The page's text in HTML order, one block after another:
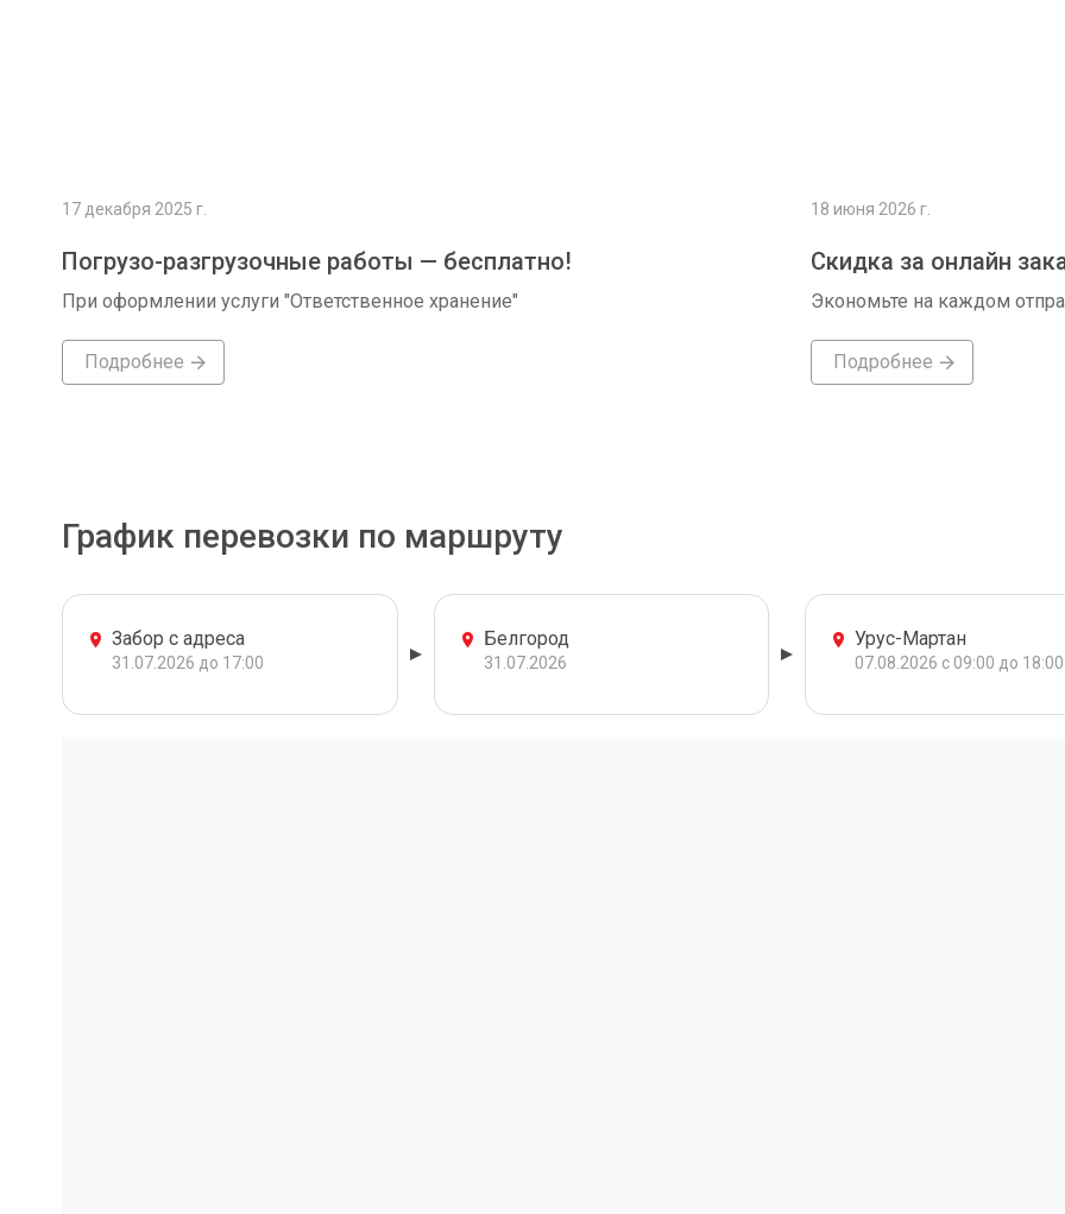
17 декабря 2025 г.
Погрузо-разгрузочные работы — бесплатно!
При оформлении услуги "Ответственное хранение"
Подробнее
18 июня 2026 г.
Скидка за онлайн
Экономьте на каждом
Подробнее
График перевозки по маршруту
Забор с адреса
31.07.2026 до 17:00
Белгород
31.07.2026
Урус-Мартан
07.08.2026 с 09:00 до 18:00